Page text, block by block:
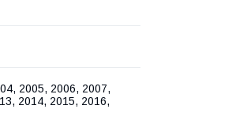
2005, 2006, 2007,
2014, 2015, 2016,